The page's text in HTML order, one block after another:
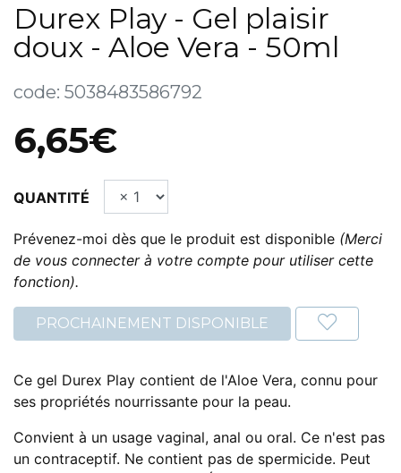
Durex Play - Gel plaisir
doux - Aloe Vera - 50ml
code: 5038483586792
6,65€
QUANTITÉ
Prévenez-moi dès que le produit est disponible (Merci
de vous connecter à votre compte pour utiliser cette
fonction).
PROCHAINEMENT DISPONIBLE
Ce gel Durex Play contient de l'Aloe Vera, connu pour
ses propriétés nourrissante pour la peau.
Convient à un usage vaginal, anal ou oral. Ce n'est pas
un contraceptif. Ne contient pas de spermicide. Peut